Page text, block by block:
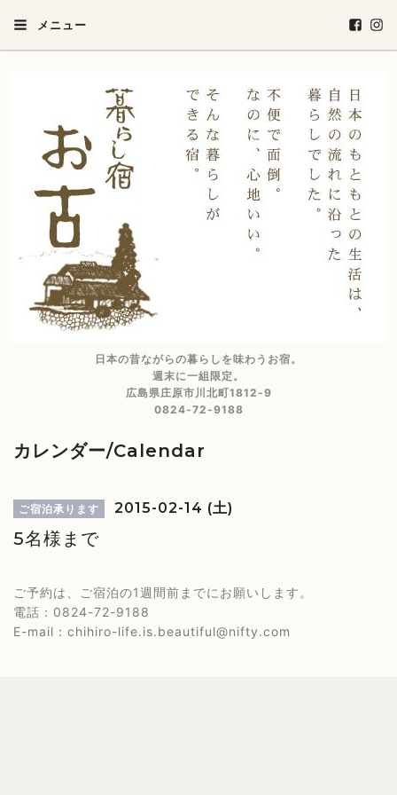
メニュー
日本の昔ながらの暮らしを味わうお宿。
週末に一組限定。
広島県庄原市川北町1812-9
0824-72-9188
カレンダー/Calendar
ご宿泊承ります 2015-02-14 (土)
5名様まで
ご予約は、ご宿泊の1週間前までにお願いします。
電話：0824-72-9188
E-mail：chihiro-life.is.beautiful@nifty.com